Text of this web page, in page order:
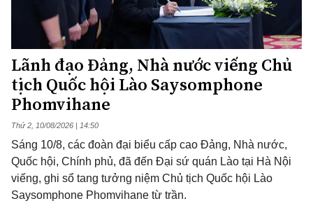
Lãnh đạo Đảng, Nhà nước viếng Chủ
tịch Quốc hội Lào Saysomphone
Phomvihane
Thứ 2, 10/08/2026 | 14:50
Sáng 10/8, các đoàn đại biểu cấp cao Đảng, Nhà nước,
Quốc hội, Chính phủ, đã đến Đại sứ quán Lào tại Hà Nội
viếng, ghi sổ tang tưởng niệm Chủ tịch Quốc hội Lào
Saysomphone Phomvihane từ trần.